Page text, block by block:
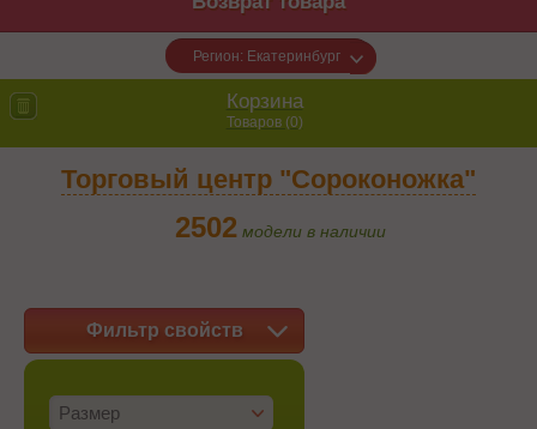
Регион: Екатеринбург
Корзина
Товаров (0)
Торговый центр "Сороконожка"
2502 модели в наличии
Фильтр свойств
Размер